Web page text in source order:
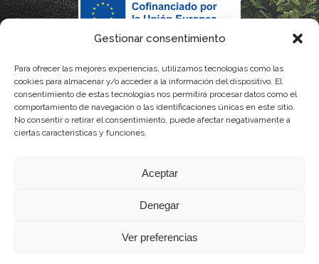
Gestionar consentimiento
Para ofrecer las mejores experiencias, utilizamos tecnologías como las
cookies para almacenar y/o acceder a la información del dispositivo. El
consentimiento de estas tecnologías nos permitirá procesar datos como el
comportamiento de navegación o las identificaciones únicas en este sitio.
No consentir o retirar el consentimiento, puede afectar negativamente a
ciertas características y funciones.
Aceptar
Denegar
Ver preferencias
La gestión de la DOP Lanzarote realizada por este Consejo
Regulador es financiada, parcialmente, por el Gobierno de
Canarias
Instituto Canario de Calidad Agroalimentaria